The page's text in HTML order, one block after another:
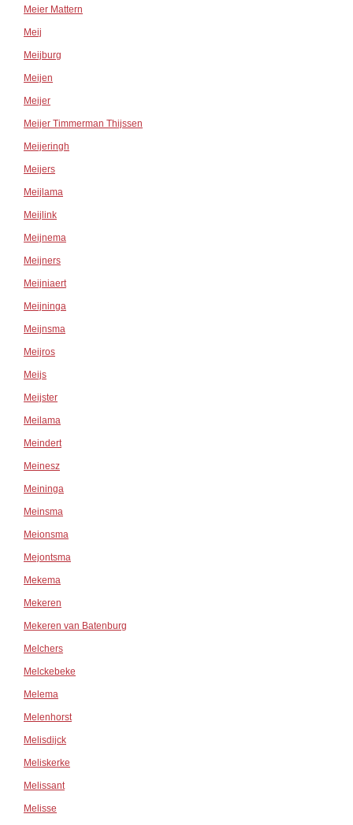
Meier Mattern
Meij
Meijburg
Meijen
Meijer
Meijer Timmerman Thijssen
Meijeringh
Meijers
Meijlama
Meijlink
Meijnema
Meijners
Meijniaert
Meijninga
Meijnsma
Meijros
Meijs
Meijster
Meilama
Meindert
Meinesz
Meininga
Meinsma
Meionsma
Mejontsma
Mekema
Mekeren
Mekeren van Batenburg
Melchers
Melckebeke
Melema
Melenhorst
Melisdijck
Meliskerke
Melissant
Melisse